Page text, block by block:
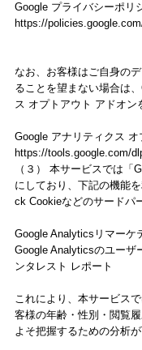
Google プライバシーポリ
https://
なお、お客様はご自身の
ることを望まない場合は
ス オプトアウト アドオン
Google アナリティクス オ
https://tools.google.com/
（３） 本サービスでは「
にしており、下記の機能
ck Cookieなどのサードパ
Google Analyticsリマーケ
Google Analyticsのユーザ
ンタレスト レポート
これにより、本サービス
客様の年齢・性別・閲覧
よそ把握するための分析